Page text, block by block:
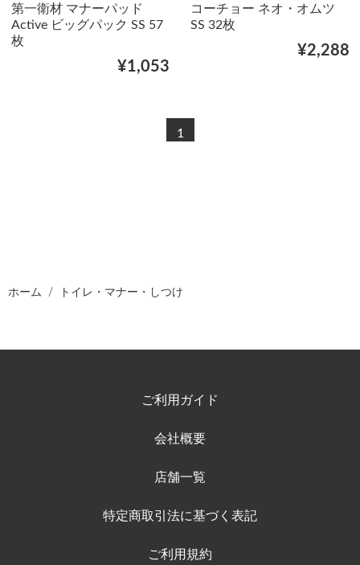
第一衛材 マナーパッド
Active ビッグパック SS 57
枚
¥1,053
コーチョー ネオ・オムツ
SS 32枚
¥2,288
1
ホーム トイレ・マナー・しつけ
ご利用ガイド
会社概要
店舗一覧
特定商取引法に基づく表記
ご利用規約